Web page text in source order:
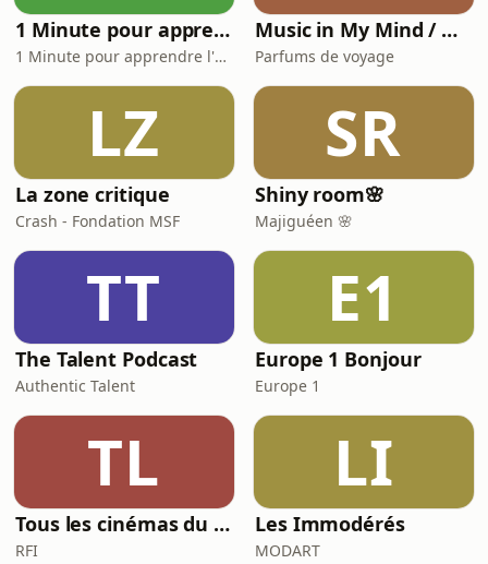
1 Minute pour apprendre l’Histoire - France
1 Minute pour apprendre l'Histoire
Music in My Mind / On Air
Parfums de voyage
LZ
La zone critique
Crash - Fondation MSF
SR
Shiny room🌸
Majiguéen 🌸
TT
The Talent Podcast
Authentic Talent
E1
Europe 1 Bonjour
Europe 1
TL
Tous les cinémas du monde
RFI
LI
Les Immodérés
MODART